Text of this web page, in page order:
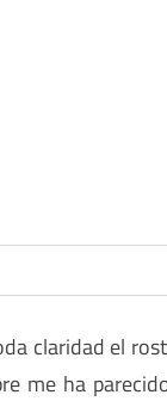
claridad el
me ha